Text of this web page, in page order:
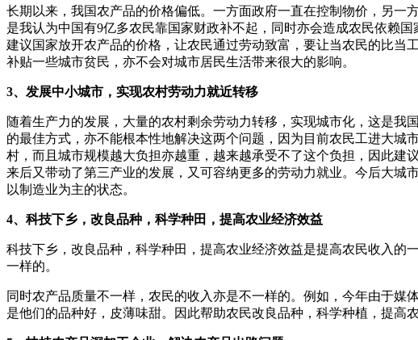
长期以来，我国农产品的价格偏低。一方面政府一直在控制物价，另
是我认为中国有9亿多农民靠国家财政补不起，同时亦会造成农民依赖
建议国家放开农产品的价格，让农民通过劳动致富，要让当农民的比
补贴一些城市贫民，亦不会对城市居民生活带来很大的影响。
3、发展中小城市，实现农村劳动力就近转移
随着生产力的发展，大量的农村剩余劳动力转移，实现城市化，这是
的最佳方式，亦不能根本性地解决这两个问题，因为目前农民工进大
村，而且城市规模越大负担亦越重，越来越承受不了这个负担，因此
来后又带动了第三产业的发展，又可容纳更多的劳动力就业。今后大
以制造业为主的状态。
4、科技下乡，改良品种，科学种田，提高农业经济效益
科技下乡，改良品种，科学种田，提高农业经济效益是提高农民收入的
一样的。
同时农产品质量不一样，农民的收入亦是不一样的。例如，今年由于
是他们的品种好，皮薄味甜。因此帮助农民改良品种，科学种植，提高